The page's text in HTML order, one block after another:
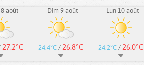
août
27.2°C
Dim 9 août
24.4°C / 26.8°C
Lun 10 août
24.2°C / 26.0°C